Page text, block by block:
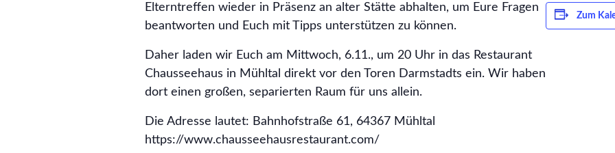
Elterntreffen wieder in Präsenz an alter Stätte abhalten, um Eure Fragen
beantworten und Euch mit Tipps unterstützen zu können.
Daher laden wir Euch am Mittwoch, 6.11., um 20 Uhr in das Restaurant
Chausseehaus in Mühltal direkt vor den Toren Darmstadts ein. Wir haben
dort einen großen, separierten Raum für uns allein.
Die Adresse lautet: Bahnhofstraße 61, 64367 Mühltal
https://www.chausseehausrestaurant.com/
Zum